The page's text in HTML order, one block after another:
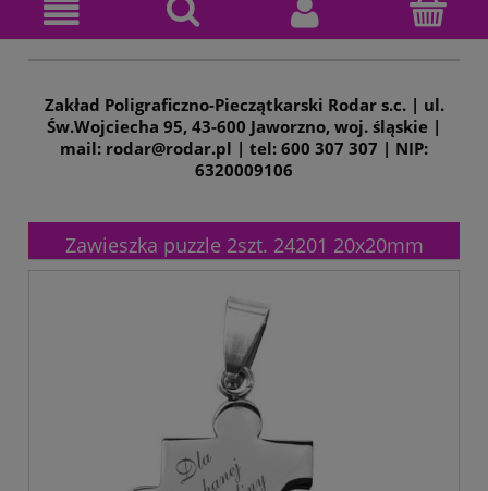
Zakład Poligraficzno-Pieczątkarski Rodar s.c. | ul.
Św.Wojciecha 95, 43-600 Jaworzno, woj. śląskie |
mail: rodar@rodar.pl | tel: 600 307 307 | NIP:
6320009106
Zawieszka puzzle 2szt. 24201 20x20mm